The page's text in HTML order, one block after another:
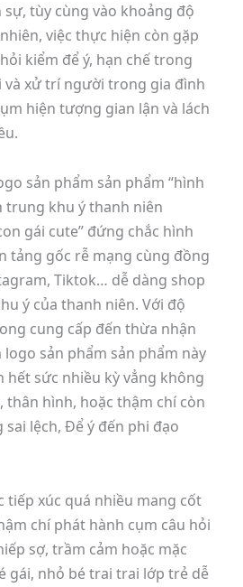
tùy cùng vào khoảng độ
việc thực hiện còn gặp
kiểm để ý, hạn chế trong
và xử trí người trong gia đình
hiện tượng gian lận và lách
sản phẩm sản phẩm “hình
trung khu ý thanh niên
gái cute” đứng chắc hình
tảng gốc rễ mạng cùng đồng
Tiktok… dễ dàng shop
ý của thanh niên. Với độ
cung cấp đến thừa nhận
sản phẩm sản phẩm này
hết sức nhiều kỳ vẳng không
thân hình, hoặc thậm chí còn
lệch, Để ý đến phi đạo
tiếp xúc quá nhiều mang cốt
chí phát hành cụm câu hỏi
sợ, trầm cảm hoặc mặc
gái, nhỏ bé trai trai lớp trẻ dễ